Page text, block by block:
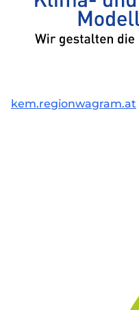
kem.regionwagram.at